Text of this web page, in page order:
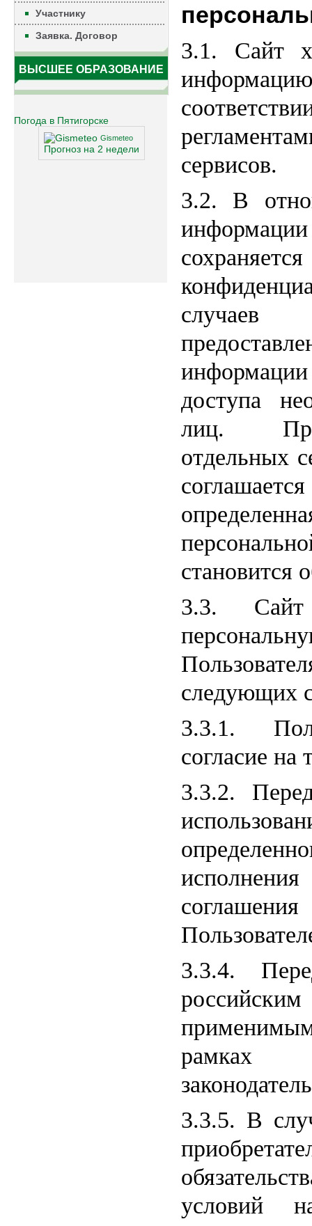
Участнику
Заявка. Договор
ВЫСШЕЕ ОБРАЗОВАНИЕ
Погода в Пятигорске
Gismeteo
Прогноз на 2 недели
3.1. Сайт
сервисов.
3.2. В
случаев
доступа
лиц. При
отдельных
становится
3.3. Сайт
следующих
3.3.1.
согласие на
3.3.2.
3.3.4.
применимым
рамках
3.3.5. В
условий